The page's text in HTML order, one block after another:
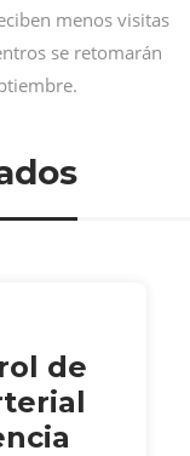
menos visitas
se retomarán
de